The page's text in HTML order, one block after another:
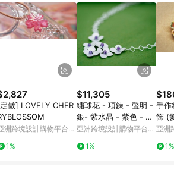
眾募資商品，禮物卡，開館保證金，補
資格。 9. LINE 購物站上之商品規格、
商品資訊頁及購物車不符，以
購物車標示為準。 10. 點數紅包使用規
為準。 11. 若於 LINE 購物前往 Pinkoi
APP 並完成訂單，不符合導購資格；承
後，需透過 LINE 購物前往 Pinkoi 頁
做] LOVELY CHER
洲跨境設計購物平台
1%
$11,305
繡球花 - 項鍊 - 聲明 -
銀- 紫水晶 - 紫色 - 防
過敏
亞洲跨境設計購物平台
1%
手作
飾 (
亞洲
1%